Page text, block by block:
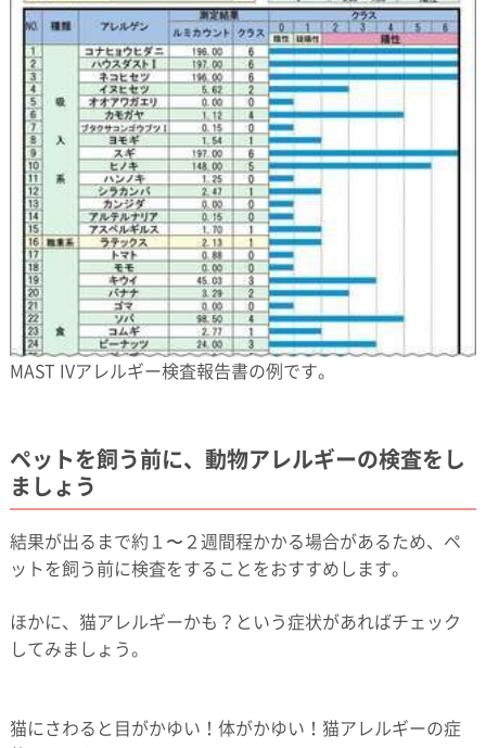
MAST IVアレルギー検査報告書の例です。
ペットを飼う前に、動物アレルギーの検査をし
ましょう
結果が出るまで約１〜２週間程かかる場合があるため、ペ
ットを飼う前に検査をすることをおすすめします。
ほかに、猫アレルギーかも？という症状があればチェック
してみましょう。
猫にさわると目がかゆい！体がかゆい！猫アレルギーの症